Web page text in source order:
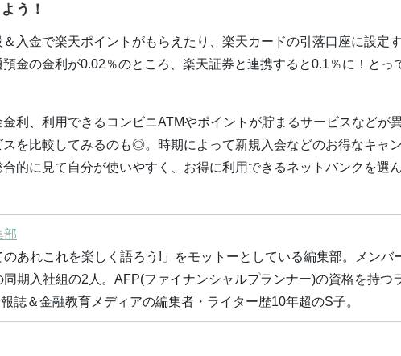
う！
入金で楽天ポイントがもらえたり、楽天カードの引落口座に設定
金の金利が0.02％のところ、楽天証券と連携すると0.1％に！とっ
利、利用できるコンビニATMやポイントが貯まるサービスなどが
を比較してみるのも◎。時期によって新規入会などのお得なキャ
的に見て自分が使いやすく、お得に利用できるネットバンクを選
部
のあれこれを楽しく語ろう!」をモットーとしている編集部。メンバ
同期入社組の2人。AFP(ファイナンシャルプランナー)の資格を持つ
誌＆金融教育メディアの編集者・ライター歴10年超のS子。